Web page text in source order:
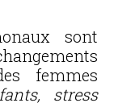
sont
femmes
stress